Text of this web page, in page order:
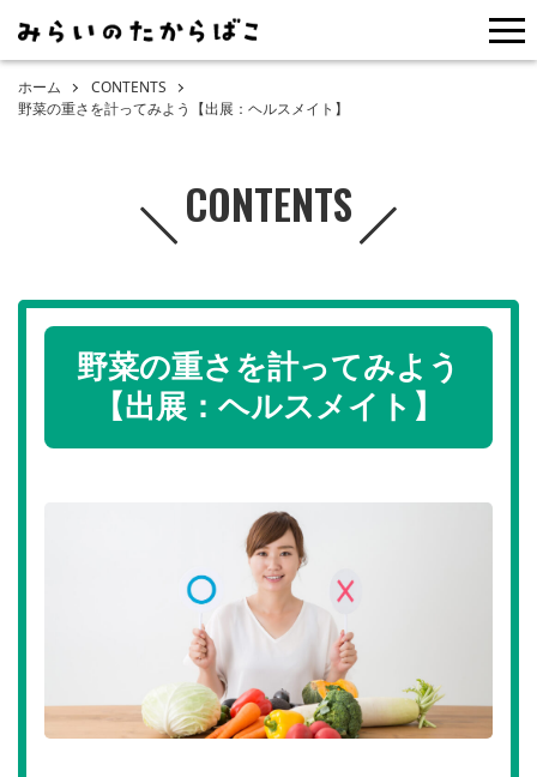
ホーム
CONTENTS
野菜の重さを計ってみよう【出展：ヘルスメイト】
CONTENTS
野菜の重さを計ってみよう
【出展：ヘルスメイト】